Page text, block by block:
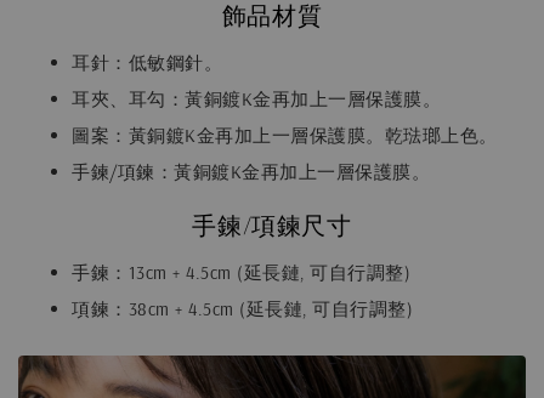
飾品材質
耳針：低敏鋼針。
耳夾、耳勾：黃銅鍍K金再加上一層保護膜。
圖案：黃銅鍍K金再加上一層保護膜。乾琺瑯上色。
手鍊/項鍊：黃銅鍍K金再加上一層保護膜。
手鍊/項鍊尺寸
手鍊：13cm + 4.5cm (延長鏈, 可自行調整)
項鍊：38cm + 4.5cm (延長鏈, 可自行調整)